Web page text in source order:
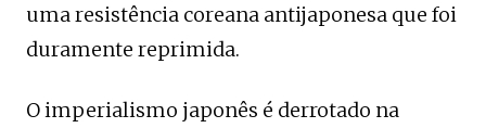
uma resistência coreana antijaponesa que foi
duramente reprimida.
O imperialismo japonês é derrotado na